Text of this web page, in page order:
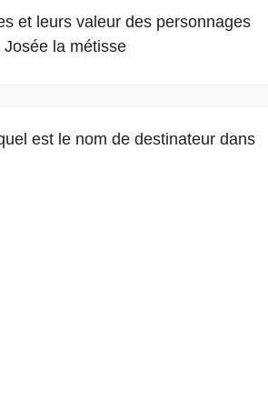
et leurs valeur des personnages
la métisse
est le nom de destinateur dans